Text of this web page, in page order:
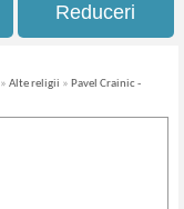
Reduceri
»Alte religii » Pavel Crainic -